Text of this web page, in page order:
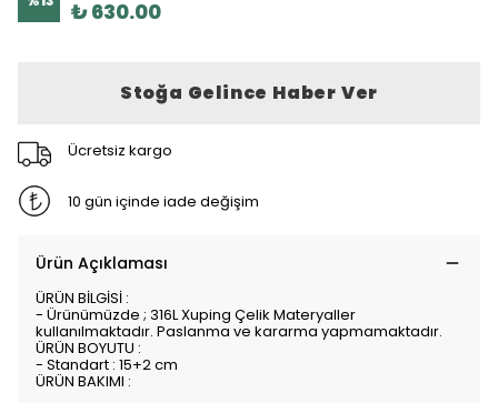
₺ 630.00
Stoğa Gelince Haber Ver
Ücretsiz kargo
10 gün içinde iade değişim
Ürün Açıklaması
ÜRÜN BİLGİSİ :
- Ürünümüzde ; 316L Xuping Çelik Materyaller
kullanılmaktadır. Paslanma ve kararma yapmamaktadır.
ÜRÜN BOYUTU :
- Standart : 15+2 cm
ÜRÜN BAKIMI :